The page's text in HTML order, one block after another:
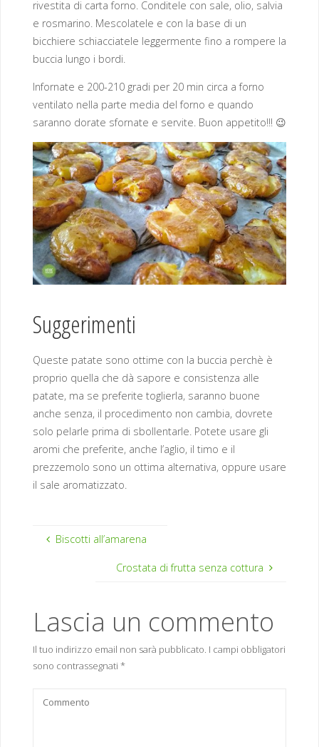
rivestita di carta forno. Conditele con sale, olio, salvia
e rosmarino. Mescolatele e con la base di un
bicchiere schiacciatele leggermente fino a rompere la
buccia lungo i bordi.
Infornate e 200-210 gradi per 20 min circa a forno
ventilato nella parte media del forno e quando
saranno dorate sfornate e servite. Buon appetito!!! 😉
Suggerimenti
Queste patate sono ottime con la buccia perchè è
proprio quella che dà sapore e consistenza alle
patate, ma se preferite toglierla, saranno buone
anche senza, il procedimento non cambia, dovrete
solo pelarle prima di sbollentarle. Potete usare gli
aromi che preferite, anche l’aglio, il timo e il
prezzemolo sono un ottima alternativa, oppure usare
il sale aromatizzato.
Biscotti all’amarena
Crostata di frutta senza cottura
Lascia un commento
Il tuo indirizzo email non sarà pubblicato. I campi obbligatori
sono contrassegnati *